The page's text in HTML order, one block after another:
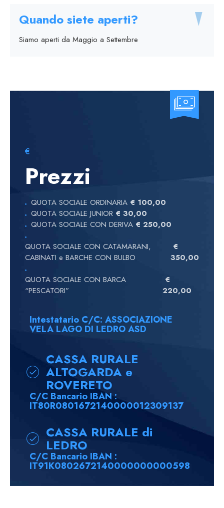
Quando siete aperti?
Siamo aperti da Maggio a Settembre
€
Prezzi
QUOTA SOCIALE ORDINARIA€ 100,00
QUOTA SOCIALE JUNIOR€ 30,00
QUOTA SOCIALE CON DERIVA€ 250,00
QUOTA SOCIALE CON CATAMARANI,
CABINATI e BARCHE CON BULBO
€
350,00
QUOTA SOCIALE CON BARCA
“PESCATORI”
€
220,00
Intestatario C/C: ASSOCIAZIONE
VELA LAGO DI LEDRO ASD
CASSA RURALE
ALTOGARDA e
ROVERETO
C/C Bancario IBAN :
IT80R0801672140000012309137
CASSA RURALE di
LEDRO
C/C Bancario IBAN :
IT91K0802672140000000000598